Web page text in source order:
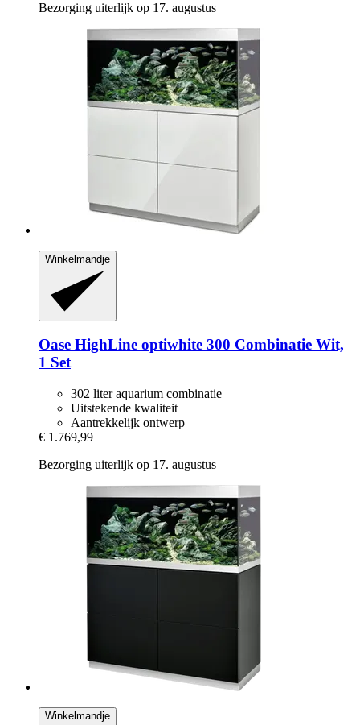
Bezorging uiterlijk op 17. augustus
Winkelmandje
Oase HighLine optiwhite 300 Combinatie Wit,
1 Set
302 liter aquarium combinatie
Uitstekende kwaliteit
Aantrekkelijk ontwerp
€ 1.769,99
Bezorging uiterlijk op 17. augustus
Winkelmandje